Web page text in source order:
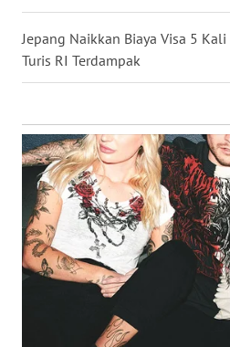
Jepang Naikkan Biaya Visa 5
Turis RI Terdampak
NUSANTARA
WN
JATIM
WN
BALI